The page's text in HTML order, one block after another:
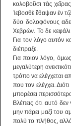
κολοβοῦσι τὰς
Ἰεβοσθὲ ἔθαψαν ἐν
δύο δολοφόνους
Χεβρών. Το δε
Για τον λόγο αυτόν
διέπραξε.
Για ποιον λόγο,
μεγαλύτερη
τρόπο να ελέγχεται
που τον ελέγχει.
μπορέσει
Βλέπεις ότι αυτό
μην πάρει μαζί του
πολύ το πλήθος, αλλά